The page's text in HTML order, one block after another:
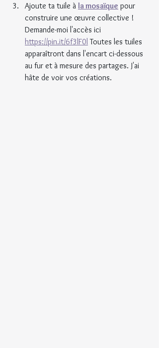
Ajoute ta tuile à la mosaïque pour
construire une œuvre collective !
Demande-moi l'accès ici
https://pin.it/6f3lF0l Toutes les tuiles
apparaîtront dans l'encart ci-dessous
au fur et à mesure des partages. J'ai
hâte de voir vos créations.